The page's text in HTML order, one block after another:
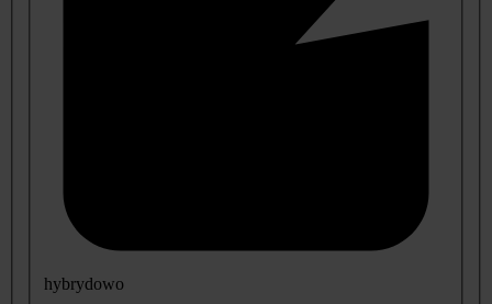
hybrydowo